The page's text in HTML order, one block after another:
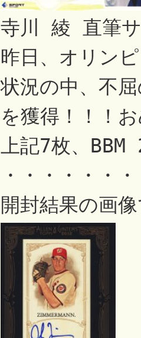
寺川 綾 直筆
昨日、オリン
状況の中、不
を獲得！！！
上記7枚、
・・・・・・
開封結果の画